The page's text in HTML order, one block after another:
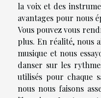
la voix et des
avantages pour nous
Vous pouvez vous
plus. En réalité, nous
musique et nous
danser sur les
utilisés pour chaque
nous nous faisons